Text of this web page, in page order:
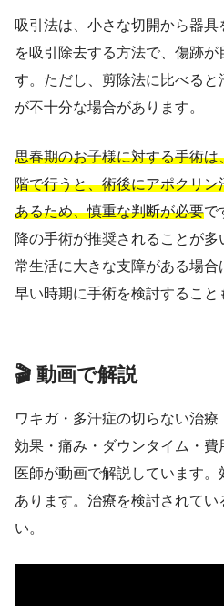
吸引法は、小さな切開から器
を吸引除去する方法で、傷跡
す。ただし、剪除法に比べる
が不十分な場合があります。
思春期のお子様に対する手術
階で行うと、術後にアポクリ
あるため、慎重な判断が必要で
降の手術が推奨されることが多
常生活に大きな支障がある場合
早い時期に手術を検討すること
🎬 動画で解説
ワキガ・多汗症の切らない治療
効果・痛み・ダウンタイム・
医師が動画で解説しています
あります。治療を検討されてい
い。